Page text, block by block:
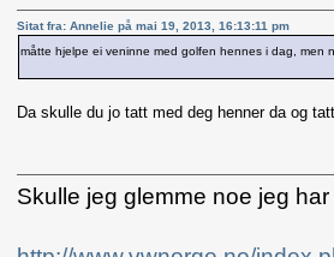
Sitat fra: Annelie på mai 19, 2013, 16:13:11 pm
måtte hjelpe ei veninne med golfen hennes i dag, men
Da skulle du jo tatt med deg henner da og
Skulle jeg glemme noe jeg